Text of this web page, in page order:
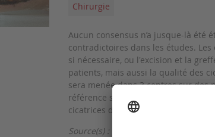
Chirurgie
Aucun consensus n’a jusque-là
contradictoires dans les études.
si nécessaire, ou l'excision et la
patients, mais aussi la qualité des
sera menée dans 3 centres sur
référence sera de 9 mois. Le
cicatrices du patient et de
Source(s) :